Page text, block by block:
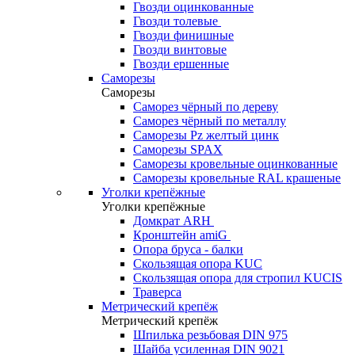
Гвозди оцинкованные
Гвозди толевые
Гвозди финишные
Гвозди винтовые
Гвозди ершенные
Саморезы
Саморезы
Саморез чёрный по дереву
Саморез чёрный по металлу
Саморезы Pz желтый цинк
Саморезы SPAX
Саморезы кровельные оцинкованные
Саморезы кровельные RAL крашеные
Уголки крепёжные
Уголки крепёжные
Домкрат ARH
Кронштейн amiG
Опора бруса - балки
Скользящая опора KUC
Скользящая опора для стропил KUCIS
Траверса
Метрический крепёж
Метрический крепёж
Шпилька резьбовая DIN 975
Шайба усиленная DIN 9021